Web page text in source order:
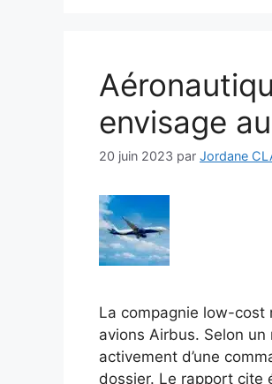
envisage
20 juin 2023 par Jordane
La compagnie low-cost
avions Airbus. Selon
activement d’une
dossier. Le rapport cite